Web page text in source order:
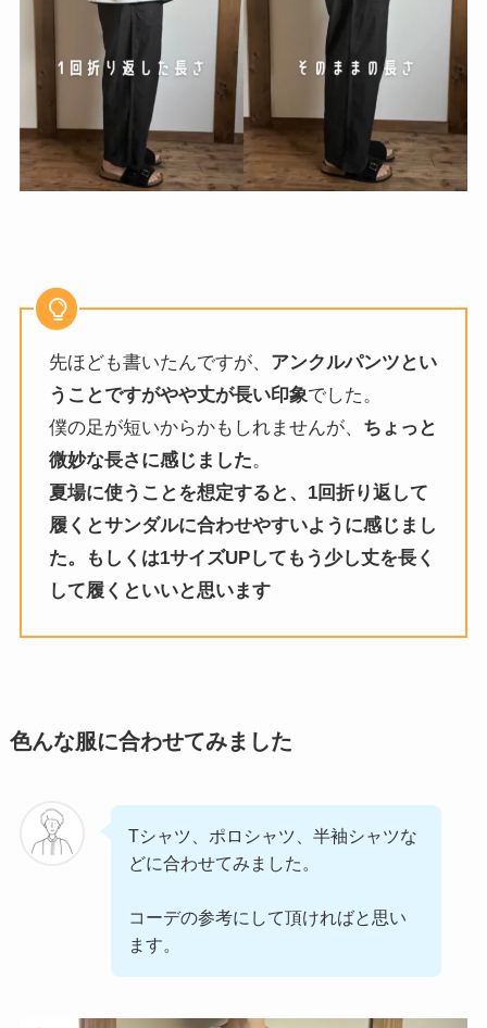
先ほども書いたんですが、 アンクルパンツとい
うことですがやや丈が長い印象でした。
僕の足が短いからかもしれませんが、 ちょっと
微妙な長さに感じました。
夏場に使うことを想定すると、1回折り返して
履くとサンダルに合わせやすいように感じまし
た。もしくは1サイズUPしてもう少し丈を長く
して履くといいと思います
色んな服に合わせてみました
Tシャツ、ポロシャツ、半袖シャツな
どに合わせてみました。
コーデの参考にして頂ければと思い
ます。